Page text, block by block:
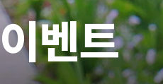
이벤트